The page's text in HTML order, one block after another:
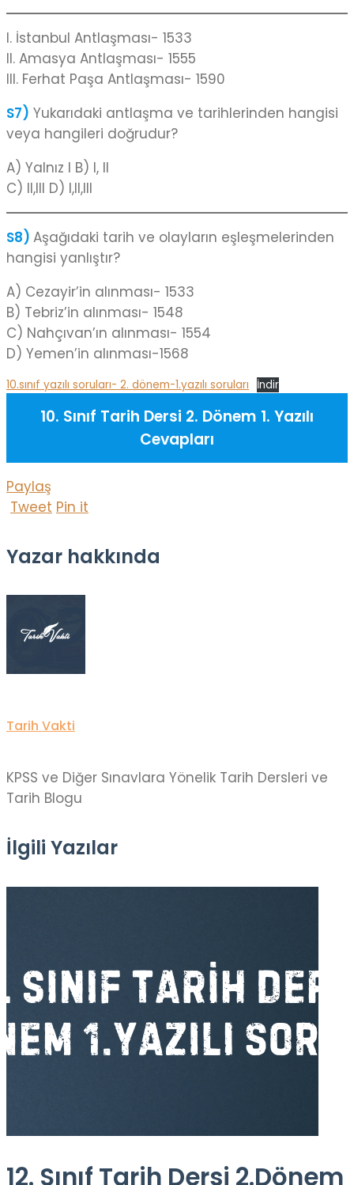
I. İstanbul Antlaşması- 1533
II. Amasya Antlaşması- 1555
III. Ferhat Paşa Antlaşması- 1590
S7) Yukarıdaki antlaşma ve tarihlerinden hangisi
veya hangileri doğrudur?
A) Yalnız I B) I, II
C) II,III D) I,II,III
S8) Aşağıdaki tarih ve olayların eşleşmelerinden
hangisi yanlıştır?
A) Cezayir’in alınması- 1533
B) Tebriz’in alınması- 1548
C) Nahçıvan’ın alınması- 1554
D) Yemen’in alınması-1568
10.sınıf yazılı soruları- 2. dönem-1.yazılı soruları İndir
10. Sınıf Tarih Dersi 2. Dönem 1. Yazılı
Cevapları
Paylaş
Tweet Pin it
Yazar hakkında
Tarih Vakti
KPSS ve Diğer Sınavlara Yönelik Tarih Dersleri ve
Tarih Blogu
İlgili Yazılar
12. Sınıf Tarih Dersi 2.Dönem